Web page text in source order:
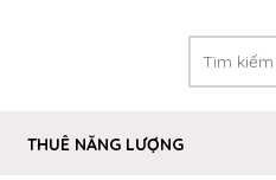
THUÊ NĂNG LƯỢNG